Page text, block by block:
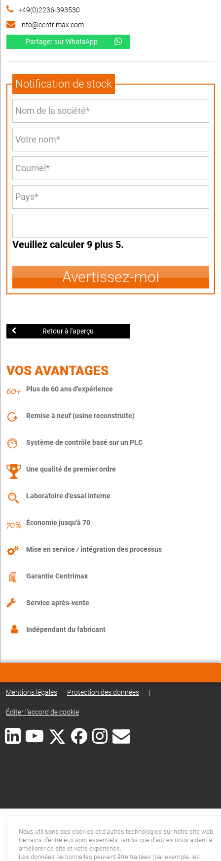
+49(0)2236-393530
info@centrimax.com
Partager sur WhatsApp
Notification de stock
Veuillez calculer 9 plus 5.
Avertissez-moi
Retour à l'aperçu
VOS AVANTAGES
Plus de 60 ans d'expérience
Remise à neuf (usine reconstruite)
Système de contrôle basé sur un PLC
Une qualité de premier ordre
Laboratoire d'essai interne
Économie jusqu'à 70
Mise en service / intégration des processus
Garantie Centrimax
Service après-vente
Indépendant du fabricant
Mentions légales Protection des données |
Éditer l'accord de cookie
Nous utilisons des cookies et d'autres technologies sur notre site web.
Certains d'entre eux sont essentiels, tandis que d'autres nous aident à
améliorer ce site et votre expérience.
Les données personnelles peuvent être traitées (par exemple, les